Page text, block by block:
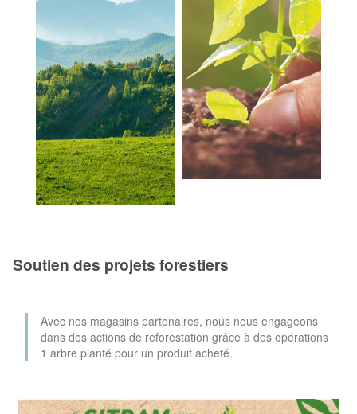
Soutien des projets forestiers
Avec nos magasins partenaires, nous nous engageons
dans des actions de reforestation grâce à des opérations
1 arbre planté pour un produit acheté.